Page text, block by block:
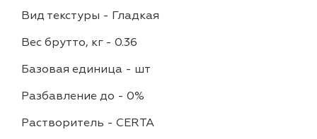
Вид текстуры - Гладкая
Вес брутто, кг - 0.36
Базовая единица - шт
Разбавление до - 0%
Растворитель - CERTA